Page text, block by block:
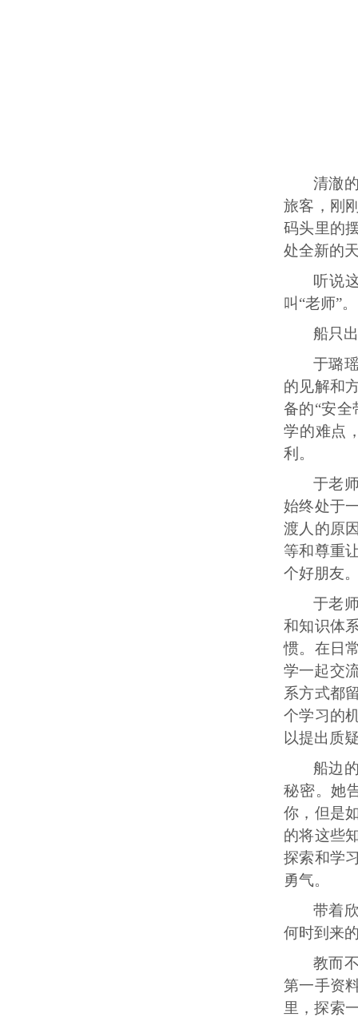
清澈
旅客，刚
码头里的
处全新的
听说
叫“老师”。
船只
于璐
的见解和
备的“安
学的难点
利。
于老
始终处于
渡人的原
等和尊重
个好朋友
于老
和知识体
惯。在日
学一起交
系方式都
个学习的
以提出质
船边
秘密。她
你，但是
的将这些
探索和学
勇气。
带着
何时到来
教而
第一手资
里，探索